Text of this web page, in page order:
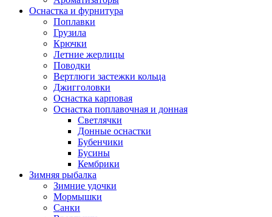
Оснастка и фурнитура
Поплавки
Грузила
Крючки
Летние жерлицы
Поводки
Вертлюги застежки кольца
Джигголовки
Оснастка карповая
Оснастка поплавочная и донная
Светлячки
Донные оснастки
Бубенчики
Бусины
Кембрики
Зимняя рыбалка
Зимние удочки
Мормышки
Санки